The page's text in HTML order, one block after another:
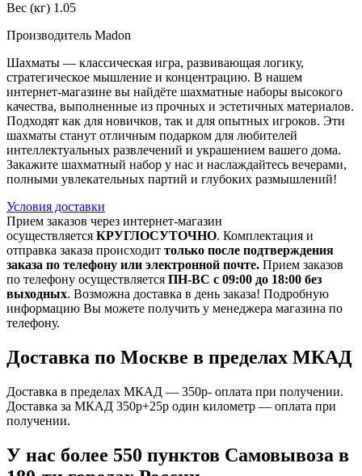
Вес (кг) 1.05
Производитель Madon
Шахматы — классическая игра, развивающая логику,
стратегическое мышление и концентрацию. В нашем
интернет-магазине вы найдёте шахматные наборы высокого
качества, выполненные из прочных и эстетичных материалов.
Подходят как для новичков, так и для опытных игроков. Эти
шахматы станут отличным подарком для любителей
интеллектуальных развлечений и украшением вашего дома.
Закажите шахматный набор у нас и наслаждайтесь вечерами,
полными увлекательных партий и глубоких размышлений!
Условия доставки
Прием заказов через интернет-магазин
осуществляется КРУГЛОСУТОЧНО. Комплектация и
отправка заказа происходит только после подтверждения
заказа по телефону или электронной почте. Прием заказов
по телефону осуществляется ПН-ВС с 09:00 до 18:00 без
выходных. Возможна доставка в день заказа! Подробную
информацию Вы можете получить у менеджера магазина по
телефону.
Доставка по Москве в пределах МКАД
Доставка в пределах МКАД — 350р- оплата при получении.
Доставка за МКАД 350р+25р один километр — оплата при
получении.
У нас более 550 пунктов Самовывоза в